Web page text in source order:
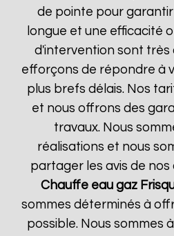
de pointe pour
longue et une efficacité
d'intervention sont très
efforçons de répondre à
plus brefs délais. Nos
et nous offrons des
travaux. Nous
réalisations et nous
partager les avis de nos
Chauffe eau gaz
sommes déterminés à
possible. Nous sommes